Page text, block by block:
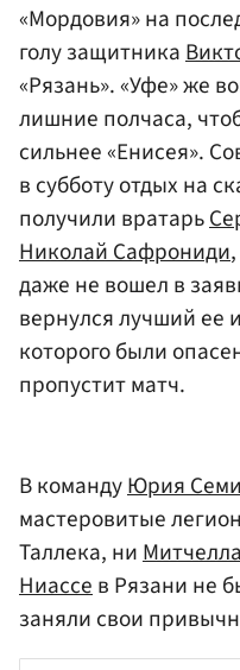
«Мордовия» на
голу защитника
«Рязань». «Уфе» же
лишние полчаса,
сильнее «Енисея».
в субботу отдых на
получили вратарь
Николай Сафрониди
даже не вошел в
вернулся лучший ее
которого были
пропустит матч.
В командуЮрия
мастеровитые
Таллека, ни
Ниассев Рязани не
заняли свои